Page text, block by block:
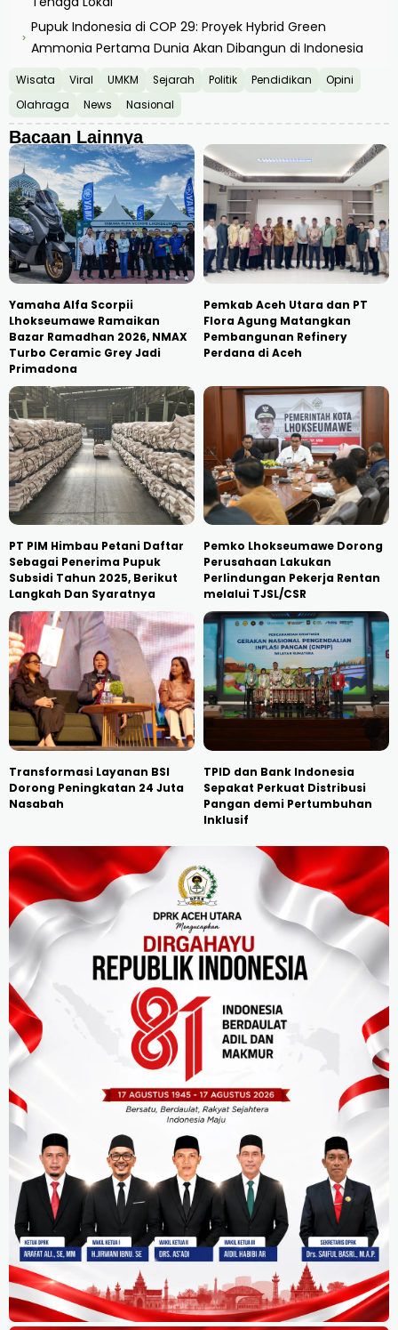
›
Pupuk Indonesia di COP 29: Proyek Hybrid Green
Ammonia Pertama Dunia Akan Dibangun di Indonesia
Wisata Viral UMKM Sejarah Politik Pendidikan
Opini
Olahraga
News Nasional
Bacaan Lainnya
Yamaha Alfa Scorpii
Lhokseumawe Ramaikan
Bazar Ramadhan 2026, NMAX
Turbo Ceramic Grey Jadi
Primadona
Pemkab Aceh Utara dan PT
Flora Agung Matangkan
Pembangunan Refinery
Perdana di Aceh
PT PIM Himbau Petani Daftar
Sebagai Penerima Pupuk
Subsidi Tahun 2025, Berikut
Langkah Dan Syaratnya
Pemko Lhokseumawe Dorong
Perusahaan Lakukan
Perlindungan Pekerja Rentan
melalui TJSL/CSR
Transformasi Layanan BSI
Dorong Peningkatan 24 Juta
Nasabah
TPID dan Bank Indonesia
Sepakat Perkuat Distribusi
Pangan demi Pertumbuhan
Inklusif